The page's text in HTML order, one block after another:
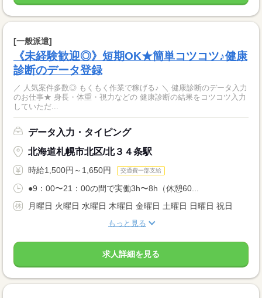
[一般派遣]
《未経験歓迎◎》短期OK★簡単コツコツ♪健康
診断のデータ登録
／ 人気案件多数◎ もくもく作業で稼げる♪ ＼ 健康診断のデータ入力
のお仕事★ 身長・体重・視力などの 健康診断の結果をコツコツ入力
していただ...
データ入力・タイピング
北海道札幌市北区/北３４条駅
時給1,500円～1,650円 交通費一部支給
●9：00〜21：00の間で実働3h〜8h（休憩60...
月曜日 火曜日 水曜日 木曜日 金曜日 土曜日 日曜日 祝日
もっと見る
求人詳細を見る